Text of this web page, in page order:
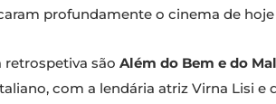
profundamente o cinema de
são Além do Bem e do Mal
com a lendária atriz Virna Lisi